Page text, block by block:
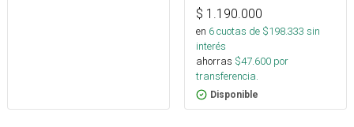
$ 1.190.000
en 6cuotas de $198.333 sin
interés
ahorras $47.600 por
transferencia.
Disponible